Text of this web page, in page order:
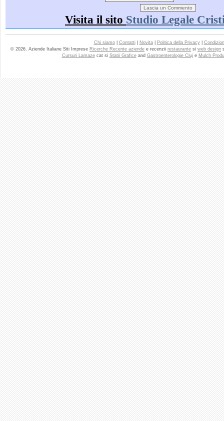
Visita il sito Studio Legale
Chi siamo| Contatti| Novita| Politica della Privacy|
© 2026. Aziende Italiane Siti Imprese Ricerche Recente aziende e recenzii restaurante si web design
Cursuri Lamazecat si Statii Graficeand Gastroenterologie Cluje Mulch